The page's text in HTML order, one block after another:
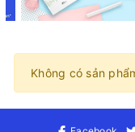
Không có sản